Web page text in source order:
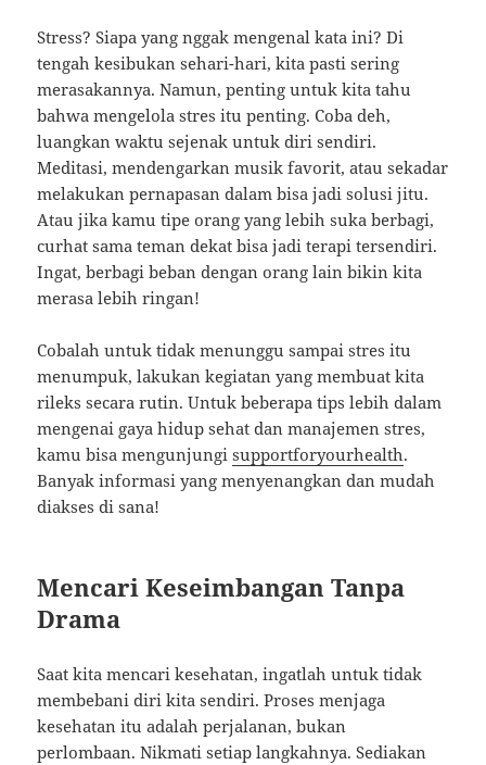
Stress? Siapa yang nggak mengenal kata ini? Di
tengah kesibukan sehari-hari, kita pasti sering
merasakannya. Namun, penting untuk kita tahu
bahwa mengelola stres itu penting. Coba deh,
luangkan waktu sejenak untuk diri sendiri.
Meditasi, mendengarkan musik favorit, atau sekadar
melakukan pernapasan dalam bisa jadi solusi jitu.
Atau jika kamu tipe orang yang lebih suka berbagi,
curhat sama teman dekat bisa jadi terapi tersendiri.
Ingat, berbagi beban dengan orang lain bikin kita
merasa lebih ringan!
Cobalah untuk tidak menunggu sampai stres itu
menumpuk, lakukan kegiatan yang membuat kita
rileks secara rutin. Untuk beberapa tips lebih dalam
mengenai gaya hidup sehat dan manajemen stres,
kamu bisa mengunjungisupportforyourhealth.
Banyak informasi yang menyenangkan dan mudah
diakses di sana!
Mencari Keseimbangan Tanpa
Drama
Saat kita mencari kesehatan, ingatlah untuk tidak
membebani diri kita sendiri. Proses menjaga
kesehatan itu adalah perjalanan, bukan
perlombaan. Nikmati setiap langkahnya. Sediakan